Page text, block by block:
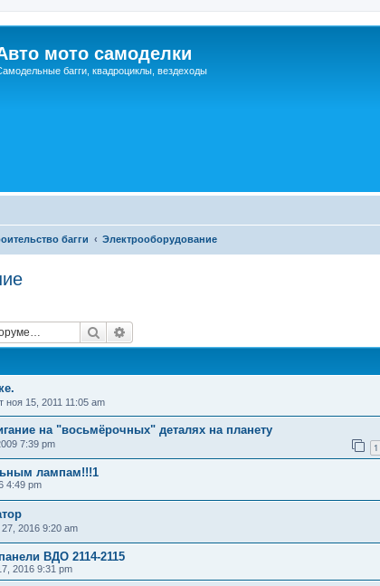
мото самоделки
багги, квадроциклы, вездеходы
багги Электрооборудование
Поиск
ноя 15, 2011 11:05 am
на "восьмёрочных" деталях на планету
7:39 pm 1
лампам!!!1
4:49 pm
2016 9:20 am
ВДО 2114-2115
2016 9:31 pm